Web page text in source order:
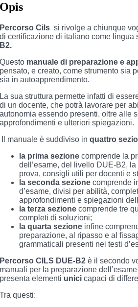
Opis
Percorso Cils si rivolge a chiunque
di certificazione di italiano come lingua
B2.
Questo manuale di preparazione e
pensato, e creato, come strumento sia
sia in autoapprendimento.
La sua struttura permette infatti di
di un docente, che potrà lavorare per
autonomia essendo presenti, oltre alle
approfondimenti e ulteriori spiegazioni.
Il manuale è suddiviso in quattro
la prima sezionecomprende la
dell’esame, del livello DUE-B2,
prova, consigli utili per docenti e
la seconda sezionecomprende
d’esame, divisi per abilità,
approfondimenti e spiegazioni
la terza sezione comprende tre
completi di soluzioni;
la quarta sezione infine
preparazione, al ripasso e al
grammaticali presenti nei testi
Percorso CILS DUE-B2è il secondo
manuali per la preparazione
presenta elementi unicicapaci di
Tra questi: